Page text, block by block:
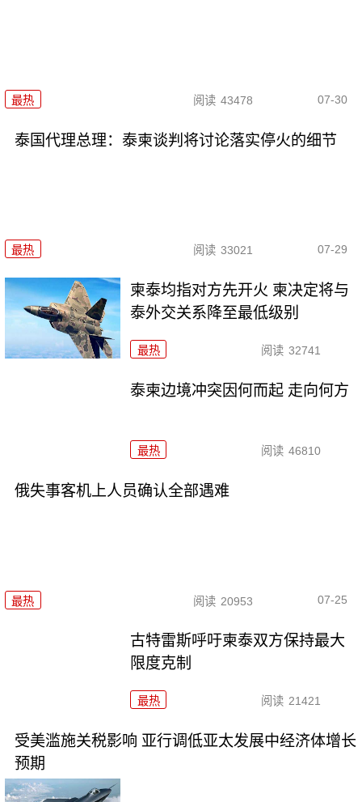
最热 阅读 43478 07-30
泰国代理总理：泰柬谈判将讨论落实停火的细节
最热 阅读 33021 07-29
柬泰均指对方先开火 柬决定将与
泰外交关系降至最低级别
最热 阅读 32741
泰柬边境冲突因何而起 走向何方
最热 阅读 46810
俄失事客机上人员确认全部遇难
最热 阅读 20953 07-25
古特雷斯呼吁柬泰双方保持最大
限度克制
最热 阅读 21421
受美滥施关税影响 亚行调低亚太发展中经济体增长
预期